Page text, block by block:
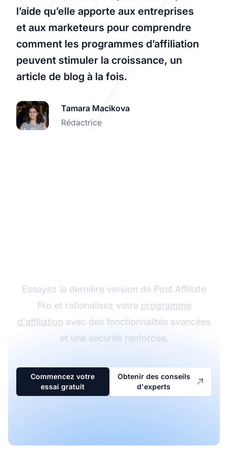
l’aide qu’elle apporte aux entreprises
et aux marketeurs pour comprendre
comment les programmes d’affiliation
peuvent stimuler la croissance, un
article de blog à la fois.
Tamara Macikova
Rédactrice
Essayez la dernière version de Post Affiliate
Pro et rationalisez votre programme
d'affiliation avec des fonctionnalités avancées
et une sécurité renforcée.
Commencez votre
essai gratuit
Obtenir des conseils
d'experts